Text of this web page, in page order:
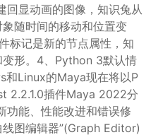
显动画的图像，知识兔从
随时间的移动和位置变
标记是新的节点属性，知
形。4、Python 3默认情
和Linux的Maya现在将以P
2.2.1.0插件Maya 2022分
功能、性能改进和错误修
图编辑器”(Graph Editor)